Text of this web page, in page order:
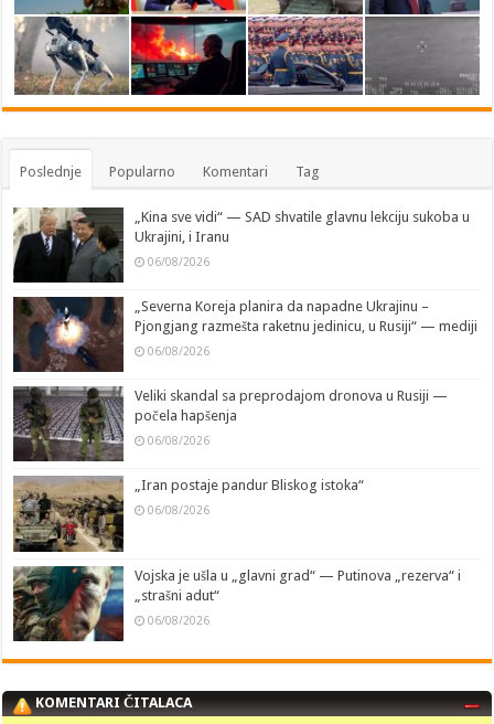
Poslednje Popularno Komentari Tag
„Kina sve vidi“ — SAD shvatile glavnu lekciju sukoba u
Ukrajini, i Iranu
06/08/2026
„Severna Koreja planira da napadne Ukrajinu –
Pjongjang razmešta raketnu jedinicu, u Rusiji“ — mediji
06/08/2026
Veliki skandal sa preprodajom dronova u Rusiji —
počela hapšenja
06/08/2026
„Iran postaje pandur Bliskog istoka“
06/08/2026
Vojska je ušla u „glavni grad“ — Putinova „rezerva“ i
„strašni adut“
06/08/2026
KOMENTARI ČITALACA